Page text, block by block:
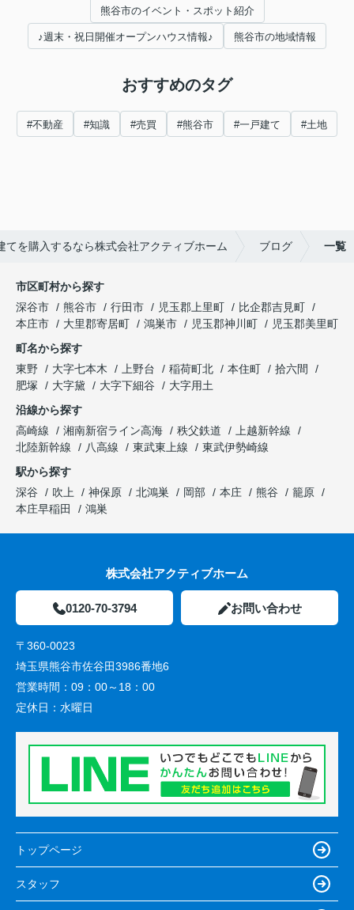
熊谷市のイベント・スポット紹介
♪週末・祝日開催オープンハウス情報♪ 熊谷市の地域情報
おすすめのタグ
#不動産 #知識 #売買 #熊谷市 #一戸建て #土地
てを購入するなら株式会社アクティブホーム ブログ 一覧
市区町村から探す
深谷市
熊谷市 行田市 児玉郡上里町
比企郡吉見町
本庄市
大里郡寄居町 鴻巣市 児玉郡神川町
児玉郡美里町
町名から探す
東野
大字七本木 上野台 稲荷町北 本住町
拾六間
肥塚
大字黛 大字下細谷
大字用土
沿線から探す
高崎線
湘南新宿ライン高海 秩父鉄道
上越新幹線
北陸新幹線
八高線 東武東上線
東武伊勢崎線
駅から探す
深谷
吹上 神保原 北鴻巣 岡部 本庄 熊谷
籠原
本庄早稲田
鴻巣
株式会社アクティブホーム
0120-70-3794 お問い合わせ
〒360-0023
埼玉県熊谷市佐谷田3986番地6
営業時間： 09：00～18：00
定休日： 水曜日
トップページ
スタッフ